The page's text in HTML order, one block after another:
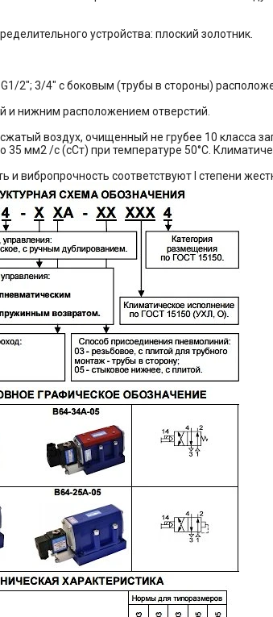
устройства: плоский золотник.
2"; 3/4" с боковым (трубы в стороны)
и нижним расположением отверстий.
воздух, очищенный не грубее 10 класса
35 мм2 /с (сСт) при температуре 50°С.
и вибропрочность соответствуют I степени